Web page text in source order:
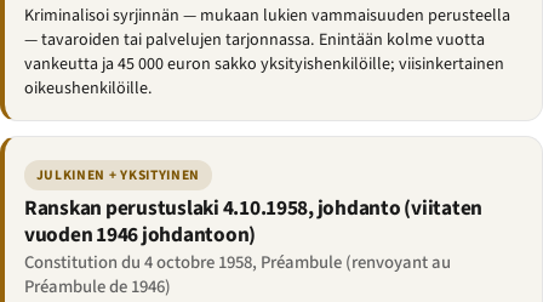
Kriminalisoi syrjinnän — mukaan lukien vammaisuuden perusteella
— tavaroiden tai palvelujen tarjonnassa. Enintään kolme vuotta
vankeutta ja 45 000 euron sakko yksityishenkilöille; viisinkertainen
oikeushenkilöille.
JULKINEN + YKSITYINEN
Ranskan perustuslaki 4.10.1958, johdanto (viitaten
vuoden 1946 johdantoon)
Constitution du 4 octobre 1958, Préambule (renvoyant au
Préambule de 1946)